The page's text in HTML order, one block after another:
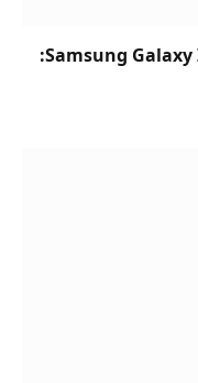
Samsung Galaxy Z Fold 8 Ultra vs Galaxy Z Fold 7: